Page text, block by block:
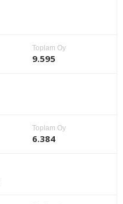
Toplam Oy
9.595
Toplam Oy
6.384